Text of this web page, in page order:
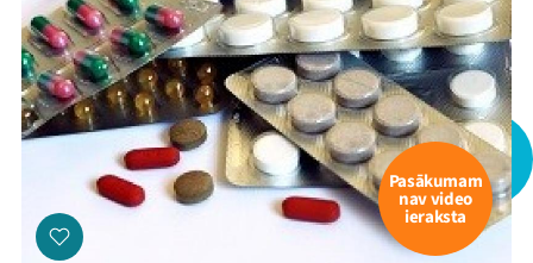
Pasākumam
nav video
ieraksta